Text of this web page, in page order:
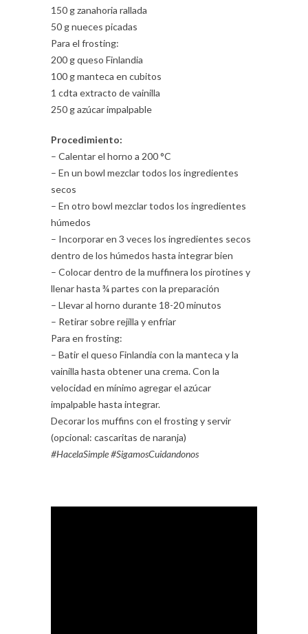
150 g zanahoria rallada
50 g nueces picadas
Para el frosting:
200 g queso Finlandia
100 g manteca en cubitos
1 cdta extracto de vainilla
250 g azúcar impalpable
Procedimiento:
– Calentar el horno a 200 °C
– En un bowl mezclar todos los ingredientes
secos
– En otro bowl mezclar todos los ingredientes
húmedos
– Incorporar en 3 veces los ingredientes secos
dentro de los húmedos hasta integrar bien
– Colocar dentro de la muffinera los pirotines y
llenar hasta ¾ partes con la preparación
– Llevar al horno durante 18-20 minutos
– Retirar sobre rejilla y enfriar
Para en frosting:
– Batir el queso Finlandia con la manteca y la
vainilla hasta obtener una crema. Con la
velocidad en mínimo agregar el azúcar
impalpable hasta integrar.
Decorar los muffins con el frosting y servir
(opcional: cascaritas de naranja)
#HacelaSimple #SigamosCuidandonos